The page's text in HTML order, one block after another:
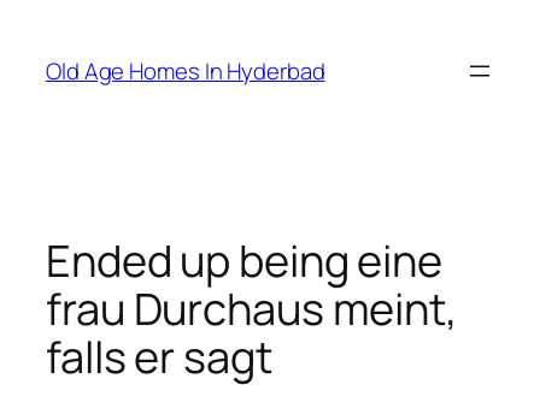
content
Old Age Homes In Hyderbad
Ended up being eine
frau Durchaus meint,
falls er sagt